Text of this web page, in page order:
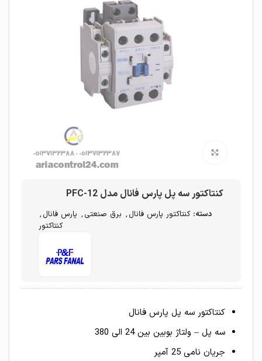
کنتاکتور سه پل پارس فانال مدل PFC-12
دسته: کنتاکتور پارس فانال , برق صنعتی , پارس فانال ,
کنتاکتور
کنتاکتور سه پل پارس فانال
سه پل – ولتاژ بوبین بین 24 الی 380
جریان نامی 25 آمپر